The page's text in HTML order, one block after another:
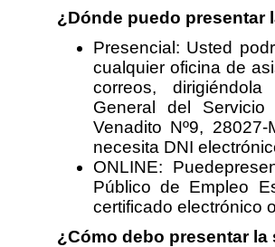
¿Dónde puedo presentar
Presencial: Usted
cualquier oficina de
correos,
General del
Venadito Nº9,
necesita DNI
ONLINE:
Público de Empleo
certificado electrónico
¿Cómo debo presentar